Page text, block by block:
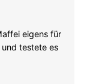
der Hirschau